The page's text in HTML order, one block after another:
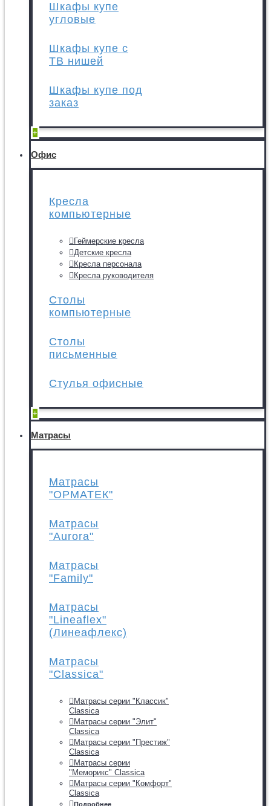
Шкафы купе
угловые
Шкафы купе с
ТВ нишей
Шкафы купе под
заказ
+
Офис
Кресла
компьютерные
Геймерские кресла
Детские кресла
Кресла персонала
Кресла руководителя
Столы
компьютерные
Столы
письменные
Стулья офисные
+
Матрасы
Матрасы
"ОРМАТЕК"
Матрасы
"Aurora"
Матрасы
"Family"
Матрасы
"Lineaflex"
(Линеафлекс)
Матрасы
"Classica"
Матрасы серии "Классик"
Classica
Матрасы серии "Элит"
Classica
Матрасы серии "Престиж"
Classica
Матрасы серии
"Меморикс" Classica
Матрасы серии "Комфорт"
Classica
Подробнее